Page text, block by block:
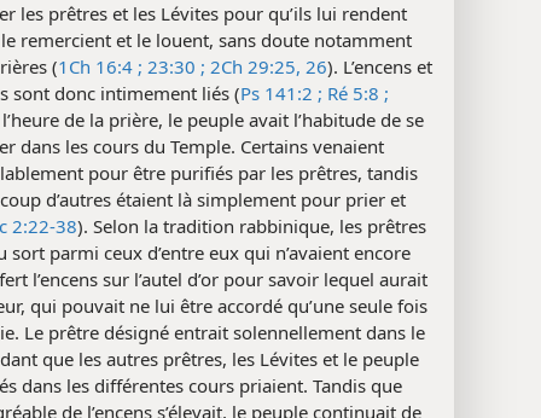
les prêtres et les Lévites pour qu’ils lui rendent
remercient et le louent, sans doute notamment
(1Ch 16:4 ; 23:30 ; 2Ch 29:25, 26). L’encens et
sont donc intimement liés (Ps 141:2 ; Ré 5:8 ;
de la prière, le peuple avait l’habitude de se
dans les cours du Temple. Certains venaient
pour être purifiés par les prêtres, tandis
d’autres étaient là simplement pour prier et
2:22-38). Selon la tradition rabbinique, les prêtres
sort parmi ceux d’entre eux qui n’avaient encore
l’encens sur l’autel d’or pour savoir lequel aurait
qui pouvait ne lui être accordé qu’une seule fois
Le prêtre désigné entrait solennellement dans le
que les autres prêtres, les Lévites et le peuple
dans les différentes cours priaient. Tandis que
de l’encens s’élevait, le peuple continuait de